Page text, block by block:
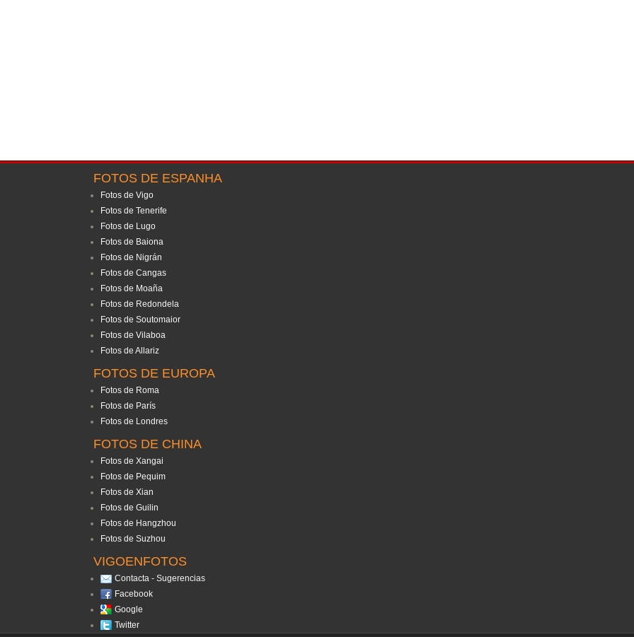
FOTOS DE ESPANHA
Fotos de Vigo
Fotos de Tenerife
Fotos de Lugo
Fotos de Baiona
Fotos de Nigrán
Fotos de Cangas
Fotos de Moaña
Fotos de Redondela
Fotos de Soutomaior
Fotos de Vilaboa
Fotos de Allariz
FOTOS DE EUROPA
Fotos de Roma
Fotos de París
Fotos de Londres
FOTOS DE CHINA
Fotos de Xangai
Fotos de Pequim
Fotos de Xian
Fotos de Guilin
Fotos de Hangzhou
Fotos de Suzhou
VIGOENFOTOS
Contacta - Sugerencias
Facebook
Google
Twitter